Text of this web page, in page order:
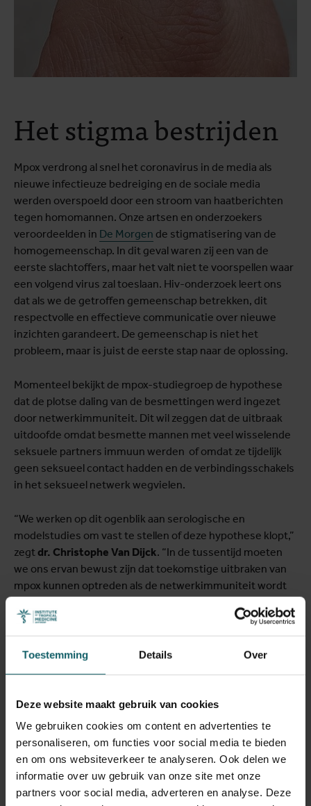
Toestemming Details Over
Deze website maakt gebruik van cookies
We gebruiken cookies om content en advertenties te
personaliseren, om functies voor social media te bieden
en om ons websiteverkeer te analyseren. Ook delen we
informatie over uw gebruik van onze site met onze
partners voor social media, adverteren en analyse. Deze
Het stigma bestrijden
Mpox verdrong al snel het coronavirus in de media als
nieuwe infectieuze bedreiging en de sociale media
werden overspoeld door een stroom van haatberichten
tegen homomannen. Onze artsen en onderzoekers
veroordeelden in De Morgen de stigmatisering van de
homogemeenschap. In dit geval waren zij een van de
eerste slachtoffers, maar het valt niet te voorspellen waar
een volgend virus zal toeslaan. Hiv-onderzoek leert ons
dat als we de getroffen gemeenschap betrekken, dit
respectvolle en effectieve communicatie over nieuwe
inzichten garandeert. De gemeenschap is niet het
probleem, maar is juist de eerste stap naar de oplossing.
Momenteel bekijkt de mpox-studiegroep de hypothese
dat de plotse daling van de besmettingen werd ingezet
door netwerkimmuniteit. Dit wil zeggen dat de uitbraak
uitdoofde omdat besmette mannen met veel wisselende
seksuele partners immuun werden of omdat ze tijdelijk
geen seksueel contact hadden en de verbindingsschakels
in het seksueel netwerk wegvielen.
“We werken op dit ogenblik aan serologische en
modelstudies om vast te stellen of deze hypothese klopt,”
zegtdr. Christophe Van Dijck. “In de tussentijd moeten
we ons ervan bewust zijn dat toekomstige uitbraken van
mpox kunnen optreden als de netwerkimmuniteit wordt
geïnfecteerde of gevaccineerde personen of wanneer
voorheen niet-geïnfecteerde leden van het seksuele
netwerk seksueel actiever worden.”